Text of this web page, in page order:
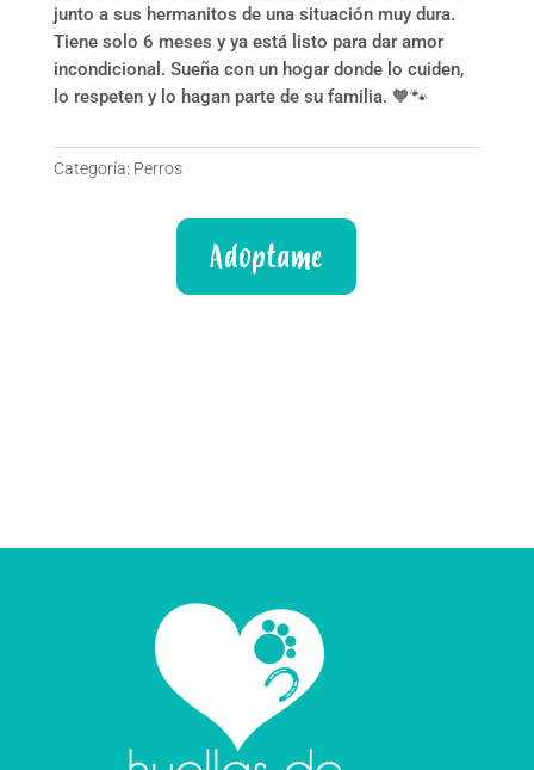
junto a sus hermanitos de una situación muy dura.
Tiene solo 6 meses y ya está listo para dar amor
incondicional. Sueña con un hogar donde lo cuiden,
lo respeten y lo hagan parte de su familia. 🧡🐾
Categoría: Perros
Adoptame